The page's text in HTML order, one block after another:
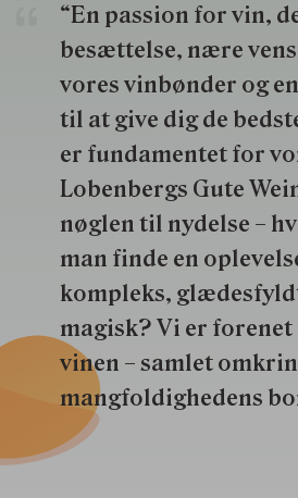
“En passion for vin,
besættelse, nære
vores vinbønder og
til at give dig de
er fundamentet for
Lobenbergs Gute
nøglen til nydelse –
man finde en
kompleks,
magisk? Vi er
vinen – samlet
mangfoldighedens